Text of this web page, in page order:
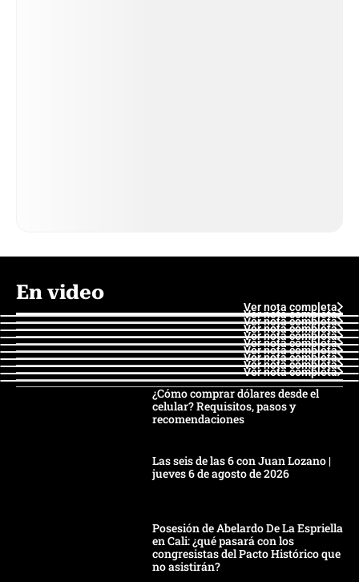
En video
Ver nota completa
Ver nota completa
Ver nota completa
Ver nota completa
Ver nota completa
Ver nota completa
Ver nota completa
Ver nota completa
Ver nota completa
Ver nota completa
¿Cómo comprar dólares desde el
celular? Requisitos, pasos y
recomendaciones
Las seis de las 6 con Juan Lozano |
jueves 6 de agosto de 2026
Posesión de Abelardo De La Espriella
en Cali: ¿qué pasará con los
congresistas del Pacto Histórico que
no asistirán?